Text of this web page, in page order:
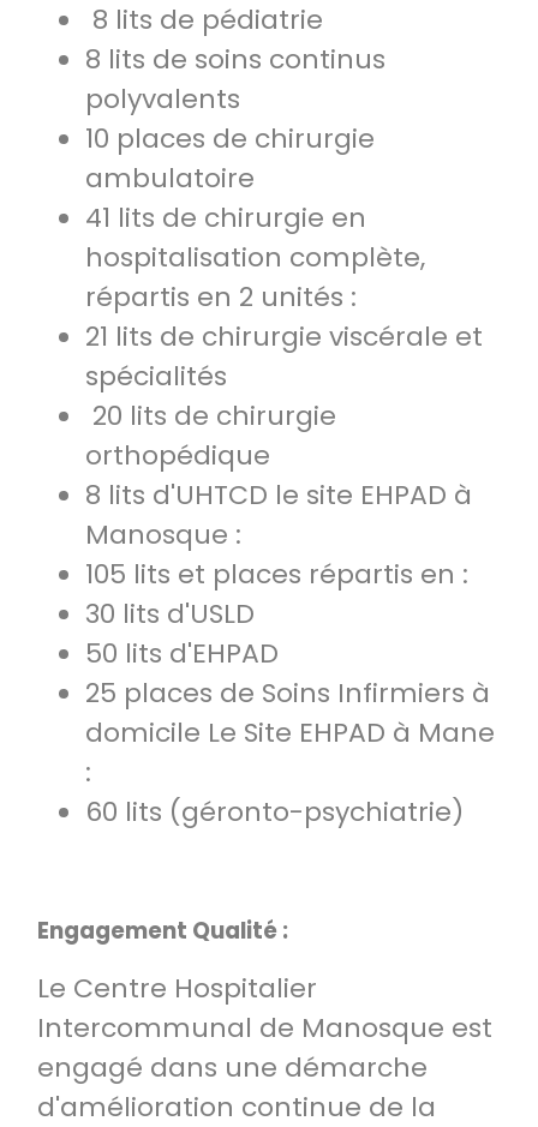
8 lits de pédiatrie
8 lits de soins continus
polyvalents
10 places de chirurgie
ambulatoire
41 lits de chirurgie en
hospitalisation complète,
répartis en 2 unités :
21 lits de chirurgie viscérale et
spécialités
20 lits de chirurgie
orthopédique
8 lits d'UHTCD le site EHPAD à
Manosque :
105 lits et places répartis en :
30 lits d'USLD
50 lits d'EHPAD
25 places de Soins Infirmiers à
domicile Le Site EHPAD à Mane
:
60 lits (géronto-psychiatrie)
Engagement Qualité :
Le Centre Hospitalier
Intercommunal de Manosque est
engagé dans une démarche
d'amélioration continue de la